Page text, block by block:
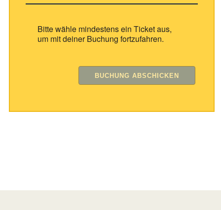
Bitte wähle mindestens ein Ticket aus,
um mit deiner Buchung fortzufahren.